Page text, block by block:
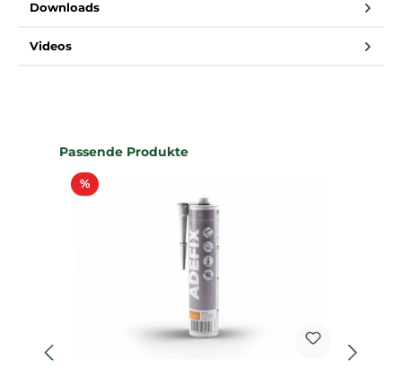
Downloads
Videos
Produktgalerie überspringen
Passende Produkte
%Rabatt